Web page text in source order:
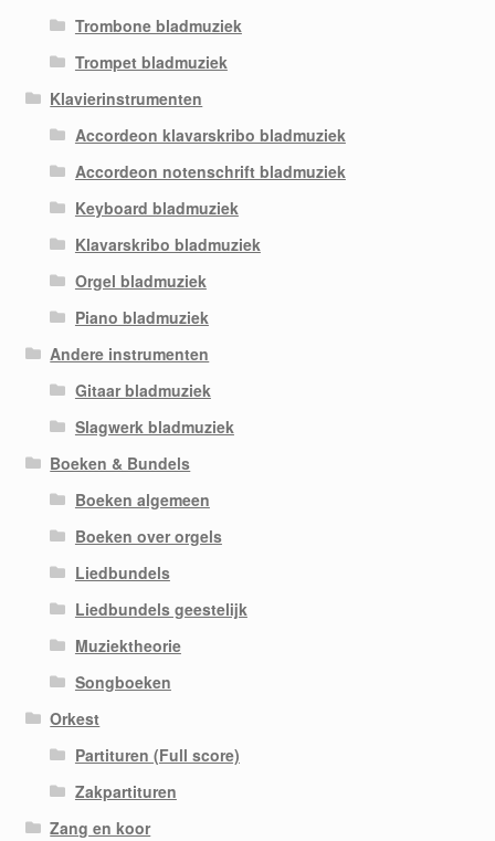
Trombone bladmuziek
Trompet bladmuziek
Klavierinstrumenten
Accordeon klavarskribo bladmuziek
Accordeon notenschrift bladmuziek
Keyboard bladmuziek
Klavarskribo bladmuziek
Orgel bladmuziek
Piano bladmuziek
Andere instrumenten
Gitaar bladmuziek
Slagwerk bladmuziek
Boeken & Bundels
Boeken algemeen
Boeken over orgels
Liedbundels
Liedbundels geestelijk
Muziektheorie
Songboeken
Orkest
Partituren (Full score)
Zakpartituren
Zang en koor